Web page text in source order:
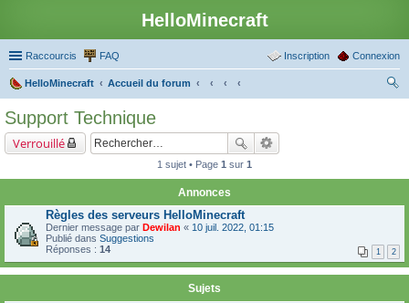
HelloMinecraft
Raccourcis FAQ Connexion
Inscription
HelloMinecraft
Accueil du forum
Support Technique
Verrouillé
1 sujet • Page 1 sur 1
Annonces
Règles des serveurs HelloMinecraft
Dernier message par Dewilan « 10 juil. 2022, 01:15
Publié dans Suggestions
Réponses : 14 1 2
Sujets